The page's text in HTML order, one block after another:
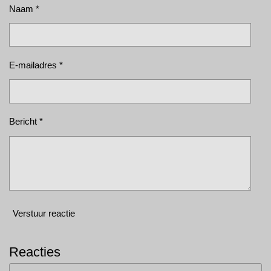
Naam *
E-mailadres *
Bericht *
Verstuur reactie
Reacties